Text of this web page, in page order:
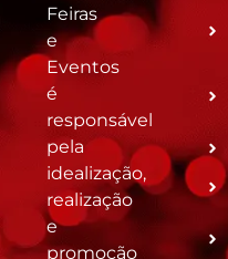
Feiras
e
Eventos
é
responsável
pela
idealização,
realização
e
promoção